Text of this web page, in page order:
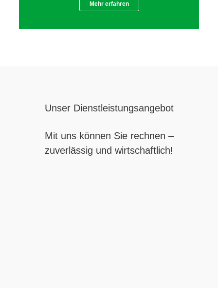
Mehr erfahren
Unser Dienstleistungsangebot
Mit uns können Sie rechnen –
zuverlässig und wirtschaftlich!